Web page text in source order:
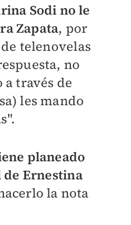
Sodi no le
Zapata, por
telenovelas
no
través de
les mando
planeado
Ernestina
la nota